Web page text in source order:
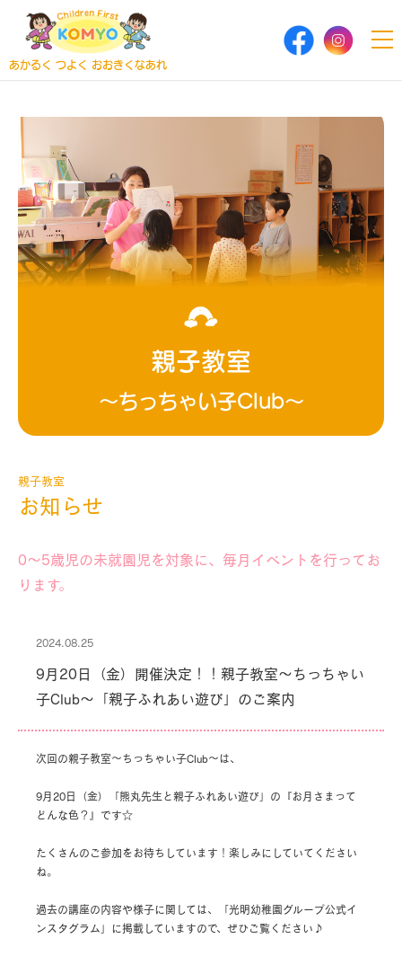
あかるく つよく おおきくなあれ
親子教室
～ちっちゃい子Club～
親子教室
お知らせ
0～5歳児の未就園児を対象に、毎月イベントを行ってお
ります。
2024.08.25
9月20日（金）開催決定！！親子教室～ちっちゃい
子Club～「親子ふれあい遊び」のご案内
次回の親子教室～ちっちゃい子Club～は、
9月20日（金）「熊丸先生と親子ふれあい遊び」の『お月さまって
どんな色？』です☆
たくさんのご参加をお待ちしています！楽しみにしていてください
ね。
過去の講座の内容や様子に関しては、「光明幼稚園グループ公式イ
ンスタグラム」に掲載していますので、ぜひご覧ください♪